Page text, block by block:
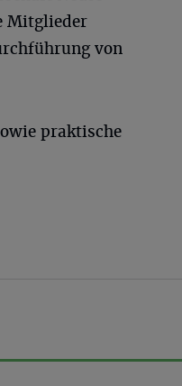
Mitglieder
von
praktische